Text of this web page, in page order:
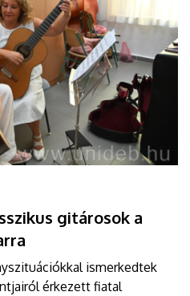
gitárosok a
ismerkedtek
érkezett fiatal